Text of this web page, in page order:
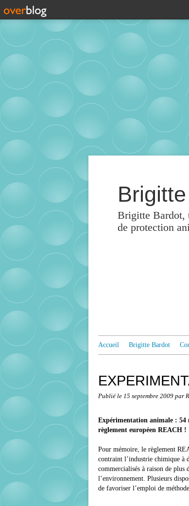
Brigitte Bardot,
de protection
Accueil Brigitte Bardot
Publié le 15 septembre 2009 par
Expérimentation animale : 54
règlement européen REACH !
Pour mémoire, le règlement
contraint l’industrie chimique à
commercialisés à raison de plus
l’environnement. Plusieurs
de favoriser l’emploi de